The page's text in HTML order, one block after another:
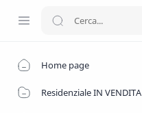
Home page
Residenziale IN VENDITA